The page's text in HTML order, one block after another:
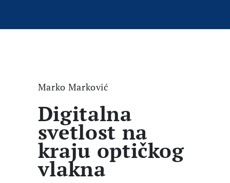
Marko Marković
Digitalna
svetlost na
kraju optičkog
vlakna